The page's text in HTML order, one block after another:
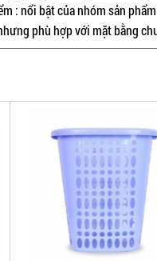
: nổi bật của nhóm sản
phù hợp với mặt bằng